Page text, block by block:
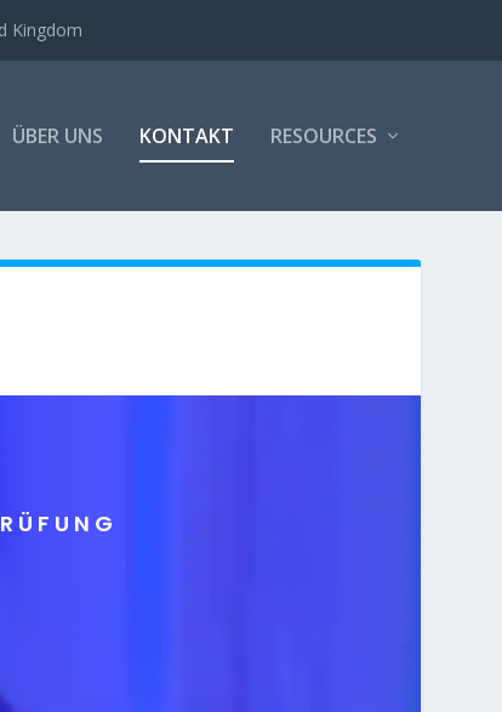
Kingdom
ÜBER UNS KONTAKT RESOURCES